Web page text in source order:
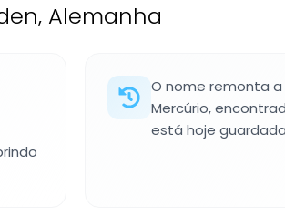
Alemanha
O nome remonta
Mercúrio,
está hoje